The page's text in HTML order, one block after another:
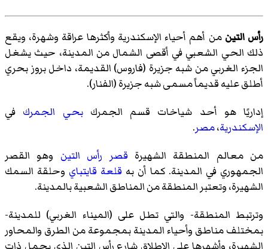
رأس التين من أهم أحياء الإسكندرية وأكثرها عراقة وشهرة، ويقع
ذلك الحي الشعبي في أقصى الشمال من المدينة، حيث يشغل
الجزء الغربي من شبه جزيرة (فاروس) القديمة، داخل بروز بحري
أطلق عليه قديماً مسمى شبه جزيرة (الفنار).
إداريًا هو أحد شياخات قسم الجمرك بحي الجمرك في
الإسكندرية،مصر.
من معالم المنطقة الشهيرة قصر رأس التين وهو القصر
الجمهوري في المدينة. كما أن به قلعة قايتباي وحلقة السمك
الشهيرة، وتعتبر المنطقة من المناطق الشعبية بالمدينة.
وترتبط المنطقة- والتي تطل على (الميناء الغربي) للمدينة-
بمختلف مناطق وأحياء المدينة بمجموعة من الطرق والمحاور